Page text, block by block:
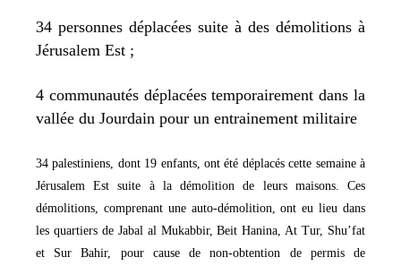
34 personnes déplacées suite à des démolitions à
Jérusalem Est ;
4 communautés déplacées temporairement dans la
vallée du Jourdain pour un entrainement militaire
34 palestiniens, dont 19 enfants, ont été déplacés cette semaine à
Jérusalem Est suite à la démolition de leurs maisons. Ces
démolitions, comprenant une auto-démolition, ont eu lieu dans
les quartiers de Jabal al Mukabbir, Beit Hanina, At Tur, Shu’fat
et Sur Bahir, pour cause de non-obtention de permis de